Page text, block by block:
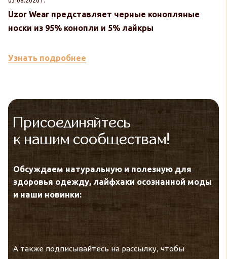
Uzor Wear представляет черные конопляные
носки из 95% конопли и 5% лайкры
Узнать подробнее
Присоединяйтесь
к нашим сообществам!
Обсуждаем натуральную и полезную для
здоровья одежду, лайфхаки осознанной моды
и наши новинки:
А также подписывайтесь на рассылку, чтобы